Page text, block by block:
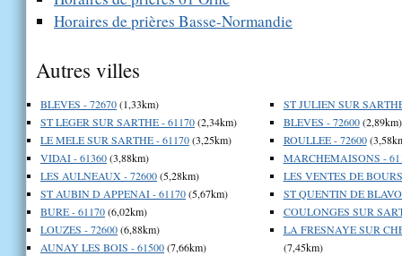
Horaires de prières Basse-Normandie
Autres villes
BLEVES - 72670(1,33km)
ST LEGER SUR SARTHE - 61170(2,34km)
LE MELE SUR SARTHE - 61170(3,25km)
VIDAI - 61360(3,88km)
LES AULNEAUX - 72600(5,28km)
ST AUBIN D APPENAI - 61170(5,67km)
BURE - 61170(6,02km)
LOUZES - 72600(6,88km)
AUNAY LES BOIS - 61500(7,66km)
ST JULIEN SUR
BLEVES - 72600(2,89km)
ROULLEE - 72600
MARCHEMAISONS -
LES VENTES DE
ST QUENTIN DE
COULONGES SUR
LA FRESNAYE SUR
(7,45km)